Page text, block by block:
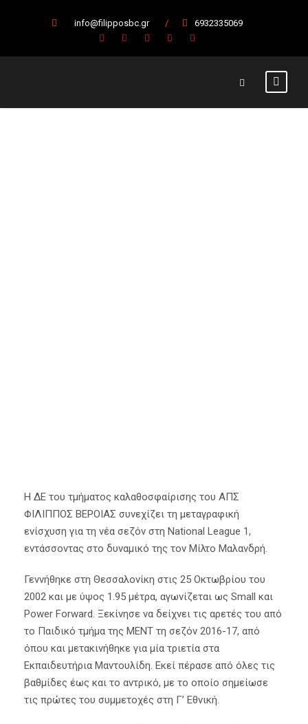
info@filipposbc.gr / 6932335069
Η ΔΕ του τμήματος καλαθοσφαίρισης του ΑΠΣ
ΦΙΛΙΠΠΟΣ ΒΕΡΟΙΑΣ συνεχίζει τη μεταγραφική
ενίσχυση για τη νέα σεζόν στη National League 1,
εντάσσοντας στο δυναμικό της τον Μίλτο Μαλανδρή.
Γεννήθηκε στη Θεσσαλονίκη στις 25 Οκτωβρίου του
2002 και με ύψος 1.95 μέτρα, αγωνίζεται ως Small και
Power Forward. Ξεκίνησε να δείχνει τις αρετές του από
το Παιδικό τμήμα της ΜΕΝΤ τη σεζόν 2016-17, από
όπου και μετακινήθηκε για μία τριετία στα
Εκπαιδευτήρια Μαντουλίδη. Εκεί πέρασε από όλες τις
βαθμίδες έως και το αντρικό, με το οποίο σημείωσε
τις πρώτες του συμμετοχές στη Γ’ Εθνική.